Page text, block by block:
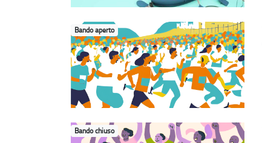
Bando aperto
Bando chiuso